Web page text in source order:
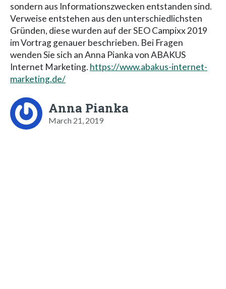
sondern aus Informationszwecken entstanden sind.
Verweise entstehen aus den unterschiedlichsten
Gründen, diese wurden auf der SEO Campixx 2019
im Vortrag genauer beschrieben. Bei Fragen
wenden Sie sich an Anna Pianka von ABAKUS
Internet Marketing. https://www.abakus-internet-
marketing.de/
Anna Pianka
March 21, 2019